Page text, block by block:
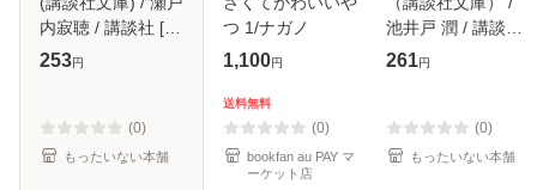
内寂聴 / 講談社 [文
庫]【メール便送料
253円
(0)
もったいない本舗
つ 1/ナガノ
1,100円
送料無料
(0)
bookfan au PAY マ
ーケット店
池井戸 潤 / 講談社
[文庫]【メール便送
261円
(0)
もったいない本舗